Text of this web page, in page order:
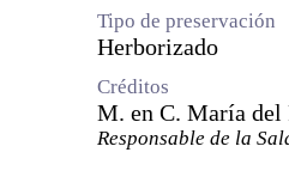
Tipo de preservación
Herborizado
Créditos
M. en C. María del
Responsable de la